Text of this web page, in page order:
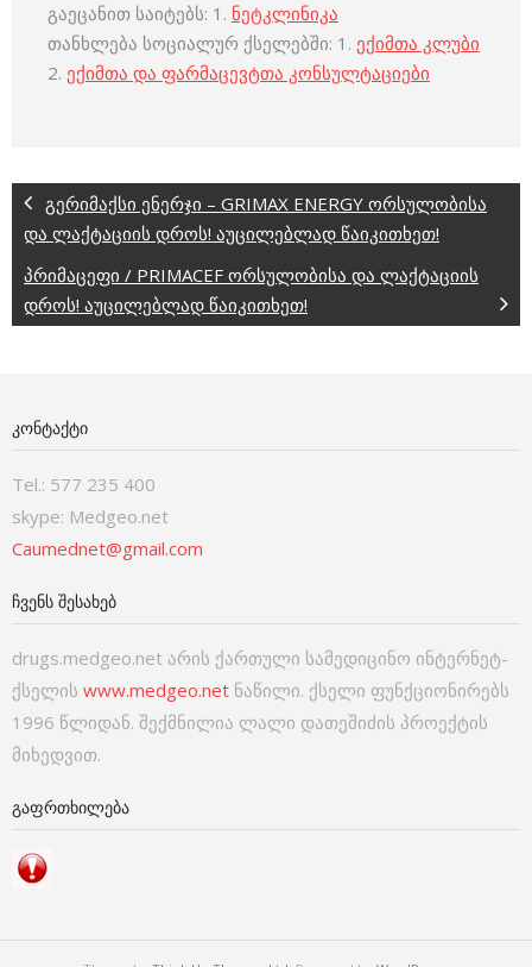
გაეცანით საიტებს: 1. ნეტკლინიკა
თანხლება სოციალურ ქსელებში: 1. ექიმთა კლუბი
2. ექიმთა და ფარმაცევტთა კონსულტაციები
გერიმაქსი ენერჯი – GRIMAX ENERGY ორსულობისა
და ლაქტაციის დროს! აუცილებლად წაიკითხეთ!
პრიმაცეფი / PRIMACEF ორსულობისა და ლაქტაციის
დროს! აუცილებლად წაიკითხეთ!
ᲙᲝᲜᲢᲐᲥᲢᲘ
Tel.: 577 235 400
skype: Medgeo.net
Caumednet@gmail.com
ᲩᲕᲔᲜᲡ ᲨᲔᲡᲐᲮᲔᲑ
drugs.medgeo.net არის ქართული სამედიცინო ინტერნეტ-
ქსელის www.medgeo.net ნაწილი. ქსელი ფუნქციონირებს
1996 წლიდან. შექმნილია ლალი დათეშიძის პროექტის
მიხედვით.
ᲒᲐᲤᲠᲗᲮᲘᲚᲔᲑᲐ